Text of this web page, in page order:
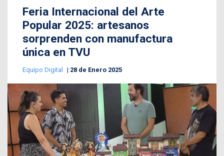
Feria Internacional del Arte
Popular 2025: artesanos
sorprenden con manufactura
única en TVU
Equipo Digital 28 de Enero 2025